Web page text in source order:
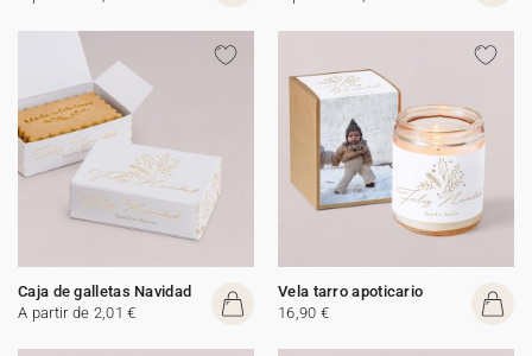
Caja de galletas Navidad
A partir de 2,01 €
Vela tarro apoticario
16,90 €